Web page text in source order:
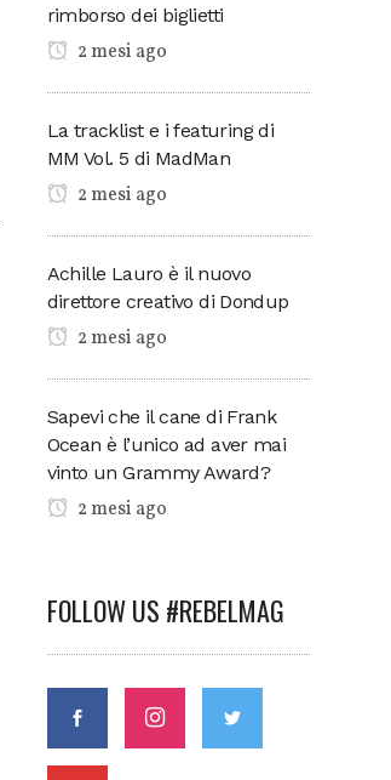
rimborso dei biglietti
2 mesi ago
La tracklist e i featuring di
MM Vol. 5 di MadMan
2 mesi ago
Achille Lauro è il nuovo
direttore creativo di Dondup
2 mesi ago
Sapevi che il cane di Frank
Ocean è l’unico ad aver mai
vinto un Grammy Award?
2 mesi ago
FOLLOW US #REBELMAG